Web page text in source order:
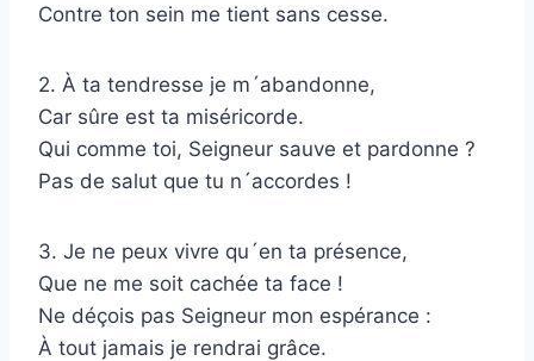
Contre ton sein me tient sans cesse.
2. À ta tendresse je m´abandonne,
Car sûre est ta miséricorde.
Qui comme toi, Seigneur sauve et pardonne ?
Pas de salut que tu n´accordes !
3. Je ne peux vivre qu´en ta présence,
Que ne me soit cachée ta face !
Ne déçois pas Seigneur mon espérance :
À tout jamais je rendrai grâce.